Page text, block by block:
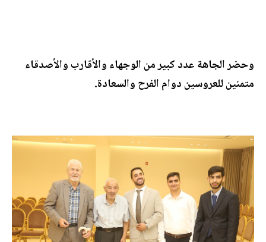
وحضر الجاهة عدد كبير من الوجهاء والأقارب والأصدقاء
متمنين للعروسين دوام الفرح والسعادة.